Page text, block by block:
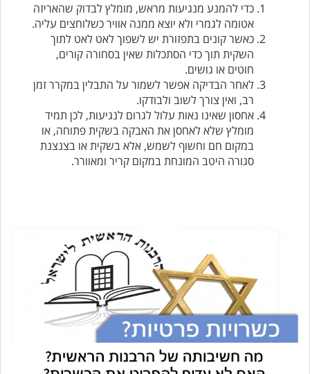
כדי להמנע מנגיעות מראש, מומלץלבדוק שהאריזה
אטומה לגמרי ולא יוצא ממנה אוויר כשלוחצים עליה.
כאשר קונים בתפזורת יש לשפוך לאט לאט לתוך
השקית תוך כדי הסתכלות שאין בסחורה קורים,
חוטים או גושים.
לאחר הבדיקה אפשר לשמור על התבלין במקרר זמן
רב, ואין צורך לשוב ולבודקו.
אחסון שאינו נאות עלול לגרום לנגיעות, לכן תמיד
מומלץ שלא לאחסן את האבקה בשקית פתוחה, או
במקום חם וחשוף לשמש, אלא בשקית או בצנצנת
סגורה היטב המונחת במקום קריר ומאוורר.